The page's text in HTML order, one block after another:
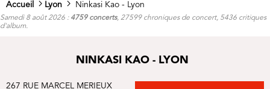
Accueil Lyon Ninkasi Kao - Lyon
Samedi 8 août 2026 : 4759 concerts, 27599 chroniques de concert, 5436 critiques
d'album.
NINKASI KAO - LYON
267 RUE MARCEL MERIEUX